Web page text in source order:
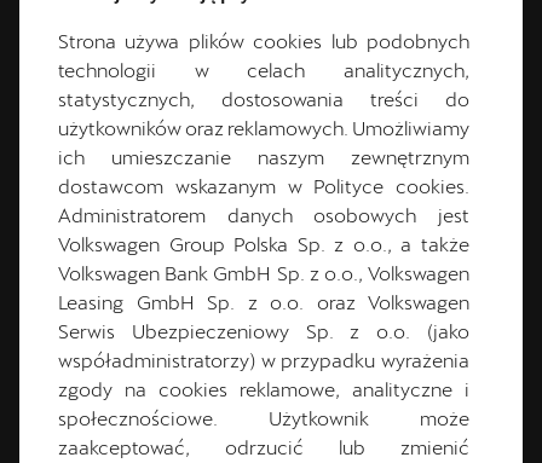
cupra.gliwice@lellek.com.pl
Godziny otwarcia
Poniedziałek:8:00-18:00
Wtorek:8:00-18:00
Środa:8:00-18:00
Czwartek:8:00 -18:00
Piątek:8:00-18:00
Sobota:8:00-14:00
Niedziela:
Nieczynne
Strona używa plików cookies lub podobnych
technologii w celach analitycznych,
statystycznych, dostosowania treści do
użytkowników oraz reklamowych. Umożliwiamy
ich umieszczanie naszym zewnętrznym
dostawcom wskazanym w Polityce cookies.
Administratorem danych osobowych jest
Volkswagen Group Polska Sp. z o.o., a także
Volkswagen Bank GmbH Sp. z o.o., Volkswagen
Leasing GmbH Sp. z o.o. oraz Volkswagen
Serwis Ubezpieczeniowy Sp. z o.o. (jako
współadministratorzy) w przypadku wyrażenia
zgody na cookies reklamowe, analityczne i
społecznościowe. Użytkownik może
zaakceptować, odrzucić lub zmienić